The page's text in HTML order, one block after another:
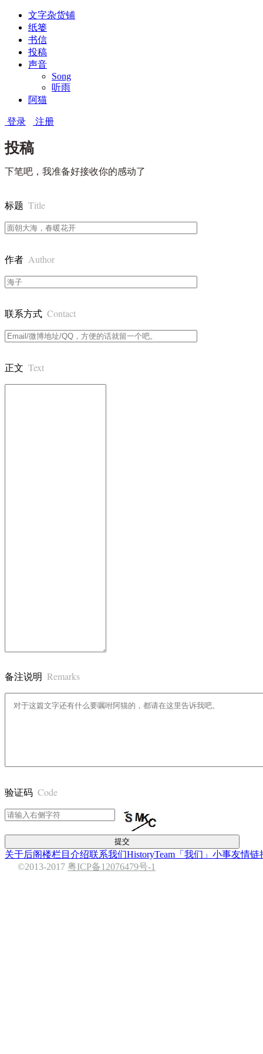
文字杂货铺
纸篓
书信
投稿
声音
Song
听雨
阿猫
登录 注册
投稿
下笔吧，我准备好接收你的感动了
标题 Title
作者 Author
联系方式 Contact
正文 Text
备注说明 Remarks
验证码 Code
提交
关于后阁楼栏目介绍联系我们HistoryTeam 「我们」小事友情链
©2013-2017 粤ICP备12076479号-1